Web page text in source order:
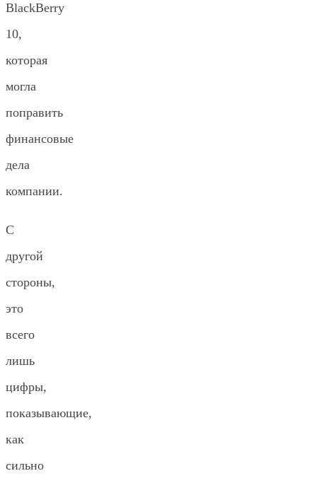
BlackBerry
10,
которая
могла
поправить
финансовые
дела
компании.
С
другой
стороны,
это
всего
лишь
цифры,
показывающие,
как
сильно